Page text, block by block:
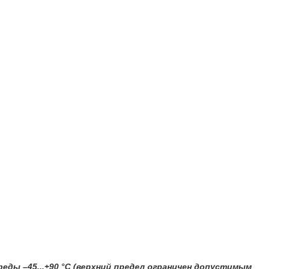
–45...+90 °C (верхний предел ограничен допустимым